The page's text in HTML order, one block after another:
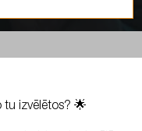
tu izvēlētos? 🌟